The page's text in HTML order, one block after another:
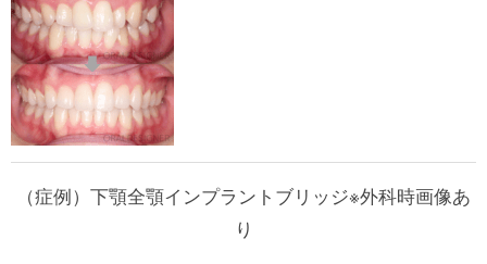
（症例）下顎全顎インプラントブリッジ※外科時画像あ
り